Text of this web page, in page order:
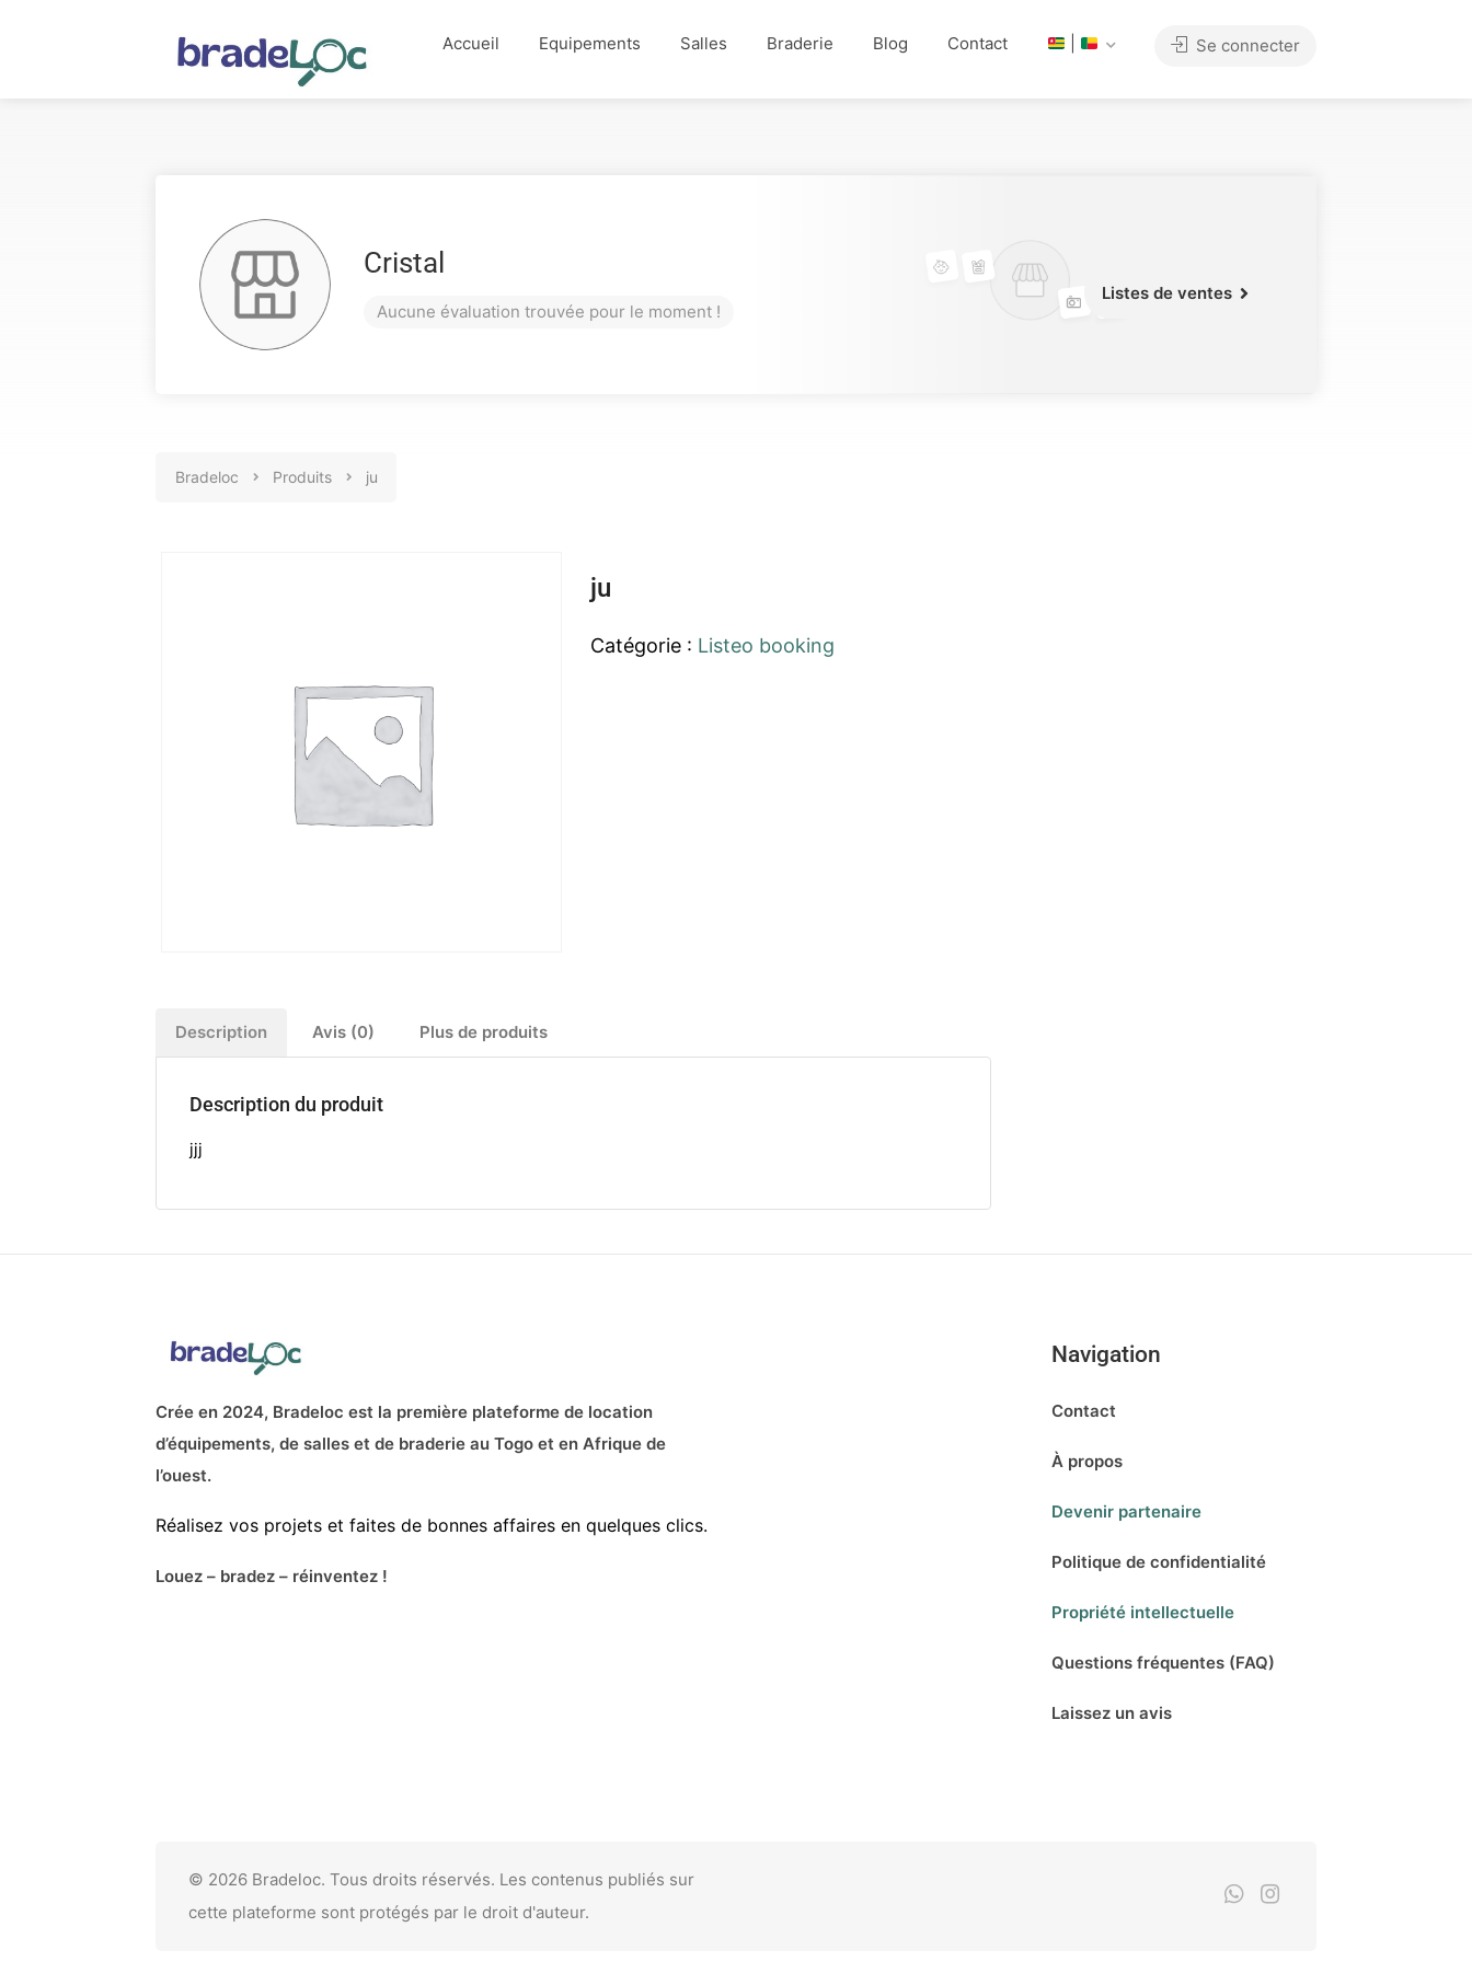
Accueil Equipements Salles Braderie Blog Contact Se connecter
Cristal
Aucune évaluation trouvée pour le moment !
Listes de ventes
Bradeloc Produits ju
ju
Catégorie : Listeo booking
Description Avis (0) Plus de produits
Description du produit
jjj
Crée en 2024, Bradeloc est la première plateforme de location
d’équipements, de salles et de braderie au Togo et en Afrique de
l’ouest.
Réalisez vos projets et faites de bonnes affaires en quelques clics.
Louez – bradez – réinventez !
Navigation
Contact
À propos
Devenir partenaire
Politique de confidentialité
Propriété intellectuelle
Questions fréquentes (FAQ)
Laissez un avis
© 2026 Bradeloc. Tous droits réservés. Les contenus publiés sur
cette plateforme sont protégés par le droit d'auteur.